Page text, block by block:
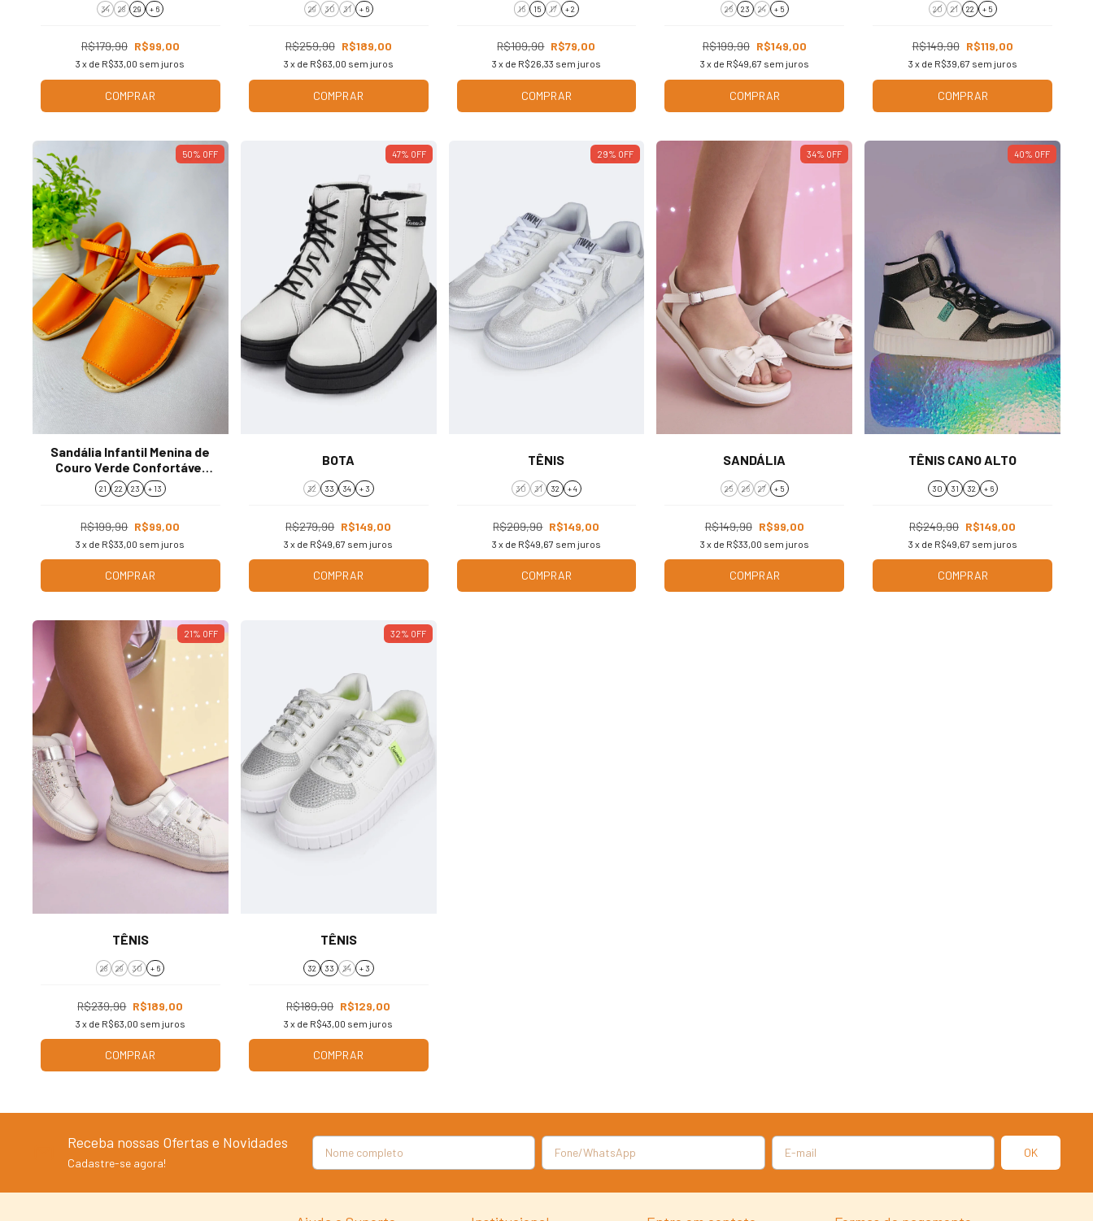
34 28 29 + 6
R$179,90 R$99,00
3 x de R$33,00 sem juros
COMPRAR
29 30 31 + 6
R$259,90 R$189,00
3 x de R$63,00 sem juros
COMPRAR
16 15 17 + 2
R$109,90 R$79,00
3 x de R$26,33 sem juros
COMPRAR
26 23 24 + 5
R$199,90 R$149,00
3 x de R$49,67 sem juros
COMPRAR
20 21 22 + 5
R$149,90 R$119,00
3 x de R$39,67 sem juros
COMPRAR
50% OFF
Sandália Infantil Menina de
Couro Verde Confortável
977.W
21 22 23 + 13
R$199,90 R$99,00
3 x de R$33,00 sem juros
COMPRAR
47% OFF
BOTA
32 33 34 + 3
R$279,90 R$149,00
3 x de R$49,67 sem juros
COMPRAR
29% OFF
TÊNIS
30 31 32 + 4
R$209,90 R$149,00
3 x de R$49,67 sem juros
COMPRAR
34% OFF
SANDÁLIA
25 26 27 + 5
R$149,90 R$99,00
3 x de R$33,00 sem juros
COMPRAR
40% OFF
TÊNIS CANO ALTO
30 31 32 + 6
R$249,90 R$149,00
3 x de R$49,67 sem juros
COMPRAR
21% OFF
TÊNIS
28 29 30 + 6
R$239,90 R$189,00
3 x de R$63,00 sem juros
COMPRAR
32% OFF
TÊNIS
32 33 34 + 3
R$189,90 R$129,00
3 x de R$43,00 sem juros
COMPRAR
Receba nossas Ofertas e Novidades
Cadastre-se agora!